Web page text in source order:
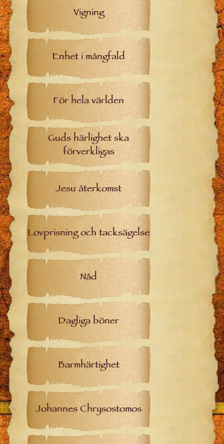
Vigning
Enhet i mångfald
För hela världen
Guds härlighet ska
förverkligas
Jesu återkomst
Lovprisning och tacksägelse
Nåd
Dagliga böner
Barmhärtighet
Johannes Chrysostomos